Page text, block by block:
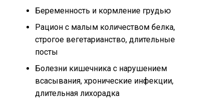
Беременность и кормление грудью
Рацион с малым количеством белка,
строгое вегетарианство, длительные
посты
Болезни кишечника с нарушением
всасывания, хронические инфекции,
длительная лихорадка